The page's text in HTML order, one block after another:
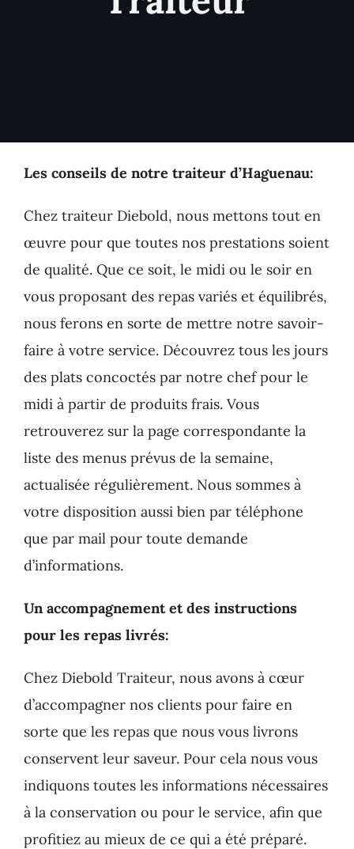
Les conseils de notre traiteur d’Haguenau:
Chez traiteur Diebold, nous mettons tout en
œuvre pour que toutes nos prestations soient
de qualité. Que ce soit, le midi ou le soir en
vous proposant des repas variés et équilibrés,
nous ferons en sorte de mettre notre savoir-
faire à votre service. Découvrez tous les jours
des plats concoctés par notre chef pour le
midi à partir de produits frais. Vous
retrouverez sur la page correspondante la
liste des menus prévus de la semaine,
actualisée régulièrement. Nous sommes à
votre disposition aussi bien par téléphone
que par mail pour toute demande
d’informations.
Un accompagnement et des instructions
pour les repas livrés:
Chez Diebold Traiteur, nous avons à cœur
d’accompagner nos clients pour faire en
sorte que les repas que nous vous livrons
conservent leur saveur. Pour cela nous vous
indiquons toutes les informations nécessaires
à la conservation ou pour le service, afin que
profitiez au mieux de ce qui a été préparé.